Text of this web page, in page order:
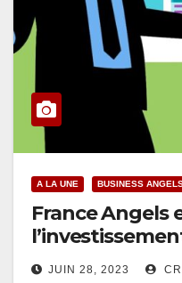
A LA UNE BUSINESS
France Angels
JUIN 28, 2023